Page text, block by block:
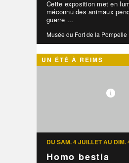
Cette exposition met en
méconnu des animaux
guerre ...
Musée du Fort de la Pompelle
UN ÉTÉ À REIMS
DU SAM. 4 JUILLET AU DIM.
Homo bestia